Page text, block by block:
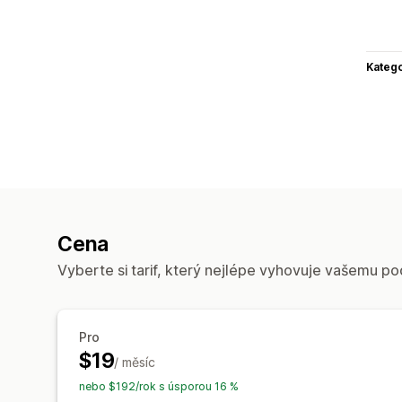
Cena
Vyberte si tarif, který nejlépe vyhovuje vašemu
Pro
$19/ měsíc
nebo $192/rok s úsporou 16 %